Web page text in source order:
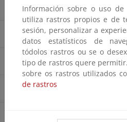
Datos Demográficos
Datos Económicos y
Datos de Servicios
Datos sobre
Información sobre o uso
utiliza rastros propios e de
sesión, personalizar a
datos estatísticos de
tódolos rastros ou se o
tipo de rastros quere
sobre os rastros utilizados
de rastros